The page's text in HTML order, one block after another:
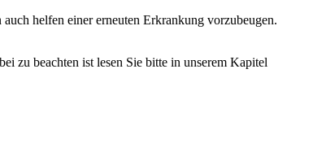
helfen einer erneuten Erkrankung vorzubeugen.
zu beachten ist lesen Sie bitte in unserem Kapitel